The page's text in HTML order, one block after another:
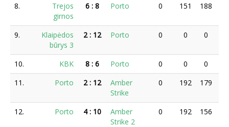
8.
Trejos
girnos
6 : 8 Porto 0 151 188
9.
Klaipėdos
būrys 3
2 : 12 Porto 0 0 0
10. KBK 8 : 6 Porto 0 0 0
11.
Porto 2 : 12
Amber
Strike
0 192 179
12. Porto 4 : 10
Amber
Strike 2
0 192 156